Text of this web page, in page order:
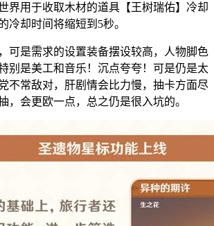
界用于收取木材的道具【王树瑞佑】冷却
冷却时间将缩短到5秒。
是需求的设置装备摆设较高，人物脚色
别是美工和音乐！沉点夸夸！可是仍是太
不常敌对，肝剧情会比力慢，抽卡方面尽
，会更欧一点，总之仍是很入坑的。